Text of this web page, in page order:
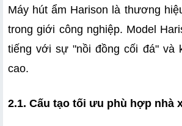
Máy hút ẩm Harison là thương
trong giới công nghiệp. Model
tiếng với sự "nồi đồng cối đá" và
cao.
2.1. Cấu tạo tối ưu phù hợp nhà